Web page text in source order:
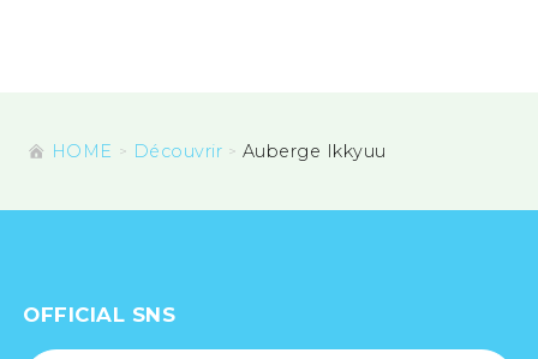
HOME Découvrir Auberge Ikkyuu
OFFICIAL SNS